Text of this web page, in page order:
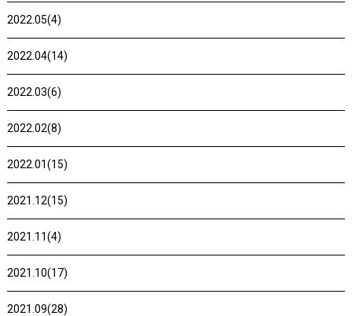
2022.05(4)
2022.04(14)
2022.03(6)
2022.02(8)
2022.01(15)
2021.12(15)
2021.11(4)
2021.10(17)
2021.09(28)